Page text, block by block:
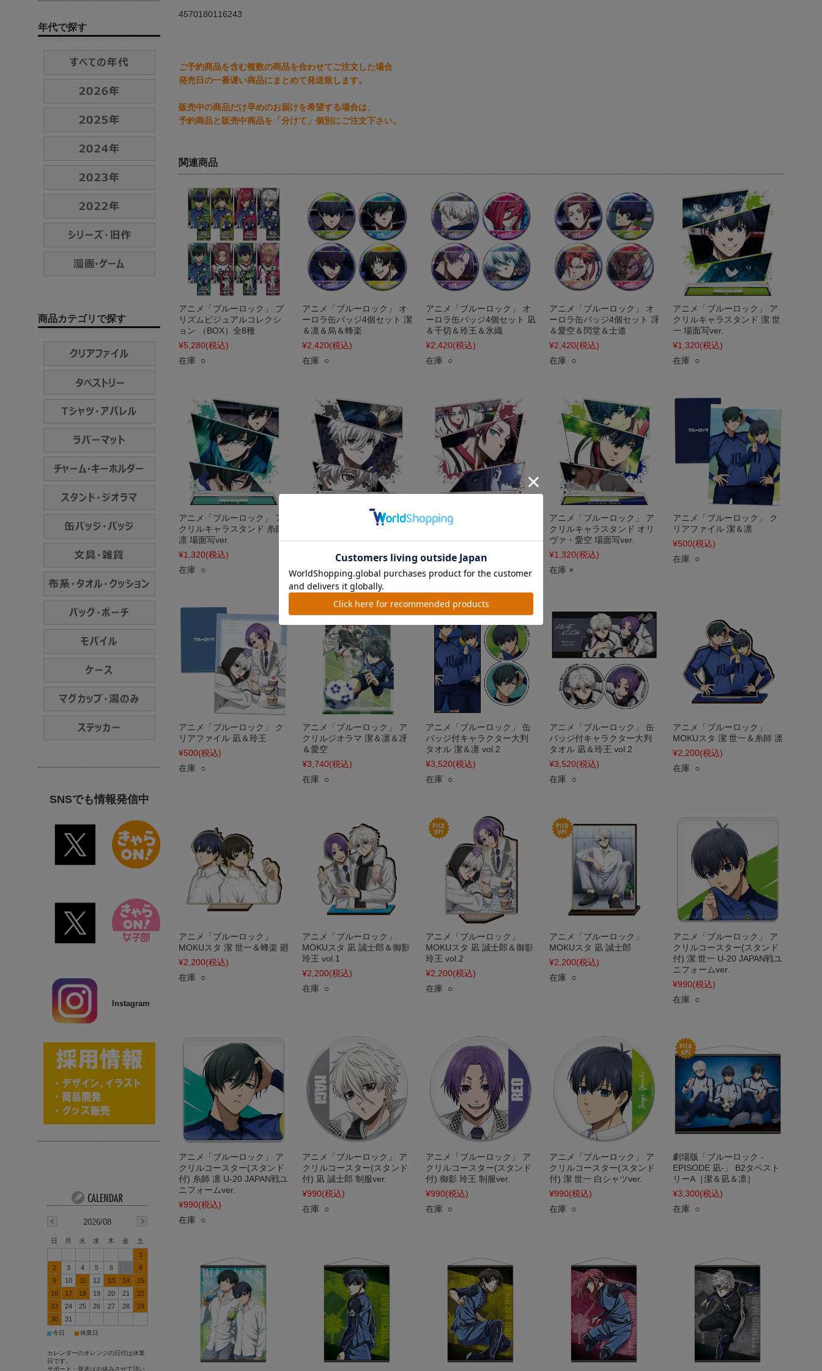
4570180116243
ご予約商品を含む複数の商品を合わせてご注文した場合
発売日の一番遅い商品にまとめて発送致します。
販売中の商品だけ早めのお届けを希望する場合は、
予約商品と販売中商品を「分けて」個別にご注文下さい。
関連商品
アニメ「ブルーロック」 プ
リズムビジュアルコレクシ
ョン （BOX）全8種
¥5,280(税込)
在庫 ○
アニメ「ブルーロック」 オ
ーロラ缶バッジ4個セット 潔
＆凛＆烏＆蜂楽
¥2,420(税込)
在庫 ○
アニメ「ブルーロック」 オ
ーロラ缶バッジ4個セット 凪
＆千切＆玲王＆氷織
¥2,420(税込)
在庫 ○
アニメ「ブルーロック」 オ
ーロラ缶バッジ4個セット 冴
＆愛空＆閃堂＆士道
¥2,420(税込)
在庫 ○
アニメ「ブルーロック」 ア
クリルキャラスタンド 潔 世
一 場面写ver.
¥1,320(税込)
在庫 ○
アニメ「ブルーロック」 ア
クリルキャラスタンド 糸師
凛 場面写ver.
¥1,320(税込)
在庫 ○
アニメ「ブルーロック」 ア
クリルキャラスタンド 凪 誠
士郎 場面写ver.
(税込)
在庫 △
アニメ「ブルーロック」 ア
冴 場面写ver.
¥1,320(税込)
在庫 △
アニメ「ブルーロック」 ア
クリルキャラスタンド オリ
ヴァ・愛空 場面写ver.
¥1,320(税込)
在庫 ×
アニメ「ブルーロック」 ク
リアファイル 潔＆凛
¥500(税込)
在庫 ○
アニメ「ブルーロック」 ク
リアファイル 凪＆玲王
¥500(税込)
在庫 ○
アニメ「ブルーロック」 ア
クリルジオラマ 潔＆凛＆冴
＆愛空
¥3,740(税込)
在庫 ○
アニメ「ブルーロック」 缶
バッジ付キャラクター大判
タオル 潔＆凛 vol.2
¥3,520(税込)
在庫 ○
アニメ「ブルーロック」 缶
バッジ付キャラクター大判
タオル 凪＆玲王 vol.2
¥3,520(税込)
在庫 ○
アニメ「ブルーロック」
MOKUスタ 潔 世一＆糸師 凛
¥2,200(税込)
在庫 ○
アニメ「ブルーロック」
MOKUスタ 潔 世一＆蜂楽 廻
¥2,200(税込)
在庫 ○
アニメ「ブルーロック」
MOKUスタ 凪 誠士郎＆御影
玲王 vol.1
¥2,200(税込)
在庫 ○
アニメ「ブルーロック」
MOKUスタ 凪 誠士郎＆御影
玲王 vol.2
¥2,200(税込)
在庫 ○
アニメ「ブルーロック」
MOKUスタ 凪 誠士郎
¥2,200(税込)
在庫 ○
アニメ「ブルーロック」 ア
クリルコースター(スタンド
付) 潔 世一 U-20 JAPAN戦ユ
ニフォームver.
¥990(税込)
在庫 ○
アニメ「ブルーロック」 ア
クリルコースター(スタンド
付) 糸師 凛 U-20 JAPAN戦ユ
ニフォームver.
¥990(税込)
在庫 ○
アニメ「ブルーロック」 ア
クリルコースター(スタンド
付) 凪 誠士郎 制服ver.
¥990(税込)
在庫 ○
アニメ「ブルーロック」 ア
クリルコースター(スタンド
付) 御影 玲王 制服ver.
¥990(税込)
在庫 ○
アニメ「ブルーロック」 ア
クリルコースター(スタンド
付) 潔 世一 白シャツver.
¥990(税込)
在庫 ○
劇場版「ブルーロック -
EPISODE 凪-」 B2タペスト
リーA［潔＆凪＆凛］
¥3,300(税込)
在庫 ○
年代で探す
商品カテゴリで探す
SNSでも情報発信中
Instagram
2026/08
日 月 火 水 木 金
土
1
2
3 4 5 6 7
8
9
10 11 12 13 14
15
16
17 18 19 20 21
22
23
24 25 26 27 28
29
30
31
■今日 ■休業日
カレンダーのオレンジの日付は休業
日です。
サポート・発送はお休みさせて頂い